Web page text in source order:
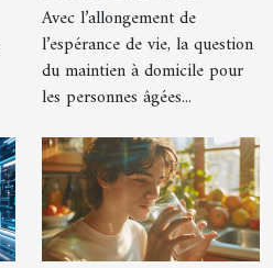
séniors
Avec l’allongement de
l’espérance de vie, la question
du maintien à domicile pour
les personnes âgées...